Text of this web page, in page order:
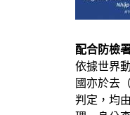
配合防檢
依據世界
國亦於去
判定，均